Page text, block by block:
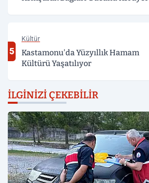
5
Kültür
Kastamonu'da Yüzyıllık Hamam
Kültürü Yaşatılıyor
İLGINIZI ÇEKEBILIR